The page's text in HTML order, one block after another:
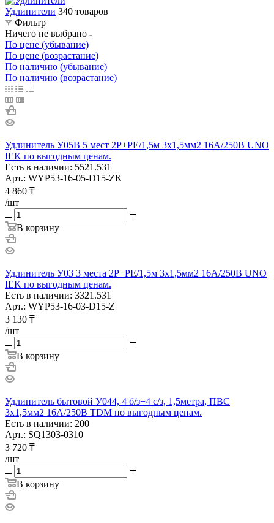
Удлинители 340 товаров
Фильтр
Ничего не выбрано
По цене (убывание)
По цене (возрастание)
По наличию (убывание)
По наличию (возрастание)
Удлинитель У05В 5 мест 2P+PE/1,5м 3х1,5мм2 16А/250В UNO
IEK по выгодным ценам.
Есть в наличии: 5521.531
Арт.: WYP53-16-05-D15-ZK
4 860 ₸
/шт
В корзину
Удлинитель У03 3 места 2P+PE/1,5м 3х1,5мм2 16А/250В UNO
IEK по выгодным ценам.
Есть в наличии: 3321.531
Арт.: WYP53-16-03-D15-Z
3 130 ₸
/шт
В корзину
Удлинитель бытовой У044, 4 б/з+4 с/з, 1,5метра, ПВС
3х1,5мм2 16А/250В TDM по выгодным ценам.
Есть в наличии: 200
Арт.: SQ1303-0310
3 720 ₸
/шт
В корзину